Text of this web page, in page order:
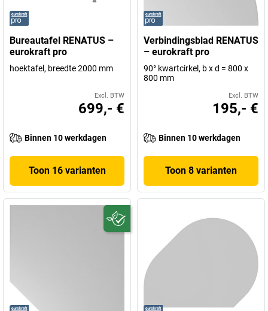
Bureautafel RENATUS –
eurokraft pro
hoektafel, breedte 2000 mm
Excl. BTW
699,- €
Binnen 10 werkdagen
Toon 16 varianten
Verbindingsblad RENATUS
– eurokraft pro
90° kwartcirkel, b x d = 800 x
800 mm
Excl. BTW
195,- €
Binnen 10 werkdagen
Toon 8 varianten